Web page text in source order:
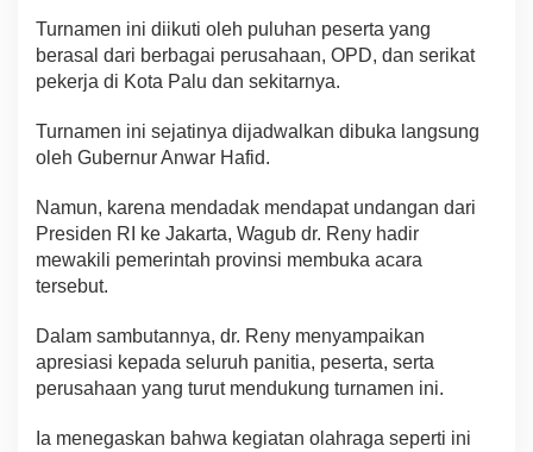
Turnamen ini diikuti oleh puluhan peserta yang
berasal dari berbagai perusahaan, OPD, dan serikat
pekerja di Kota Palu dan sekitarnya.
Turnamen ini sejatinya dijadwalkan dibuka langsung
oleh Gubernur Anwar Hafid.
Namun, karena mendadak mendapat undangan dari
Presiden RI ke Jakarta, Wagub dr. Reny hadir
mewakili pemerintah provinsi membuka acara
tersebut.
Dalam sambutannya, dr. Reny menyampaikan
apresiasi kepada seluruh panitia, peserta, serta
perusahaan yang turut mendukung turnamen ini.
Ia menegaskan bahwa kegiatan olahraga seperti ini